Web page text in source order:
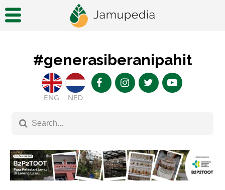
#generasiberanipahit
ENG NED